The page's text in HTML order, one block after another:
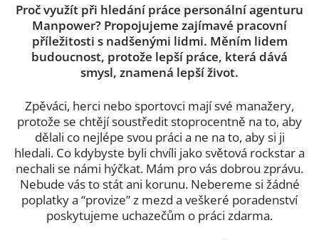
Proč využít při hledání práce personální agenturu
Manpower? Propojujeme zajímavé pracovní
příležitosti s nadšenými lidmi. Měním lidem
budoucnost, protože lepší práce, která dává
smysl, znamená lepší život.
Zpěváci, herci nebo sportovci mají své manažery,
protože se chtějí soustředit stoprocentně na to, aby
dělali co nejlépe svou práci a ne na to, aby si ji
hledali. Co kdybyste byli chvíli jako světová rockstar a
nechali se námi hýčkat. Mám pro vás dobrou zprávu.
Nebude vás to stát ani korunu. Nebereme si žádné
poplatky a “provize” z mezd a veškeré poradenství
poskytujeme uchazečům o práci zdarma.